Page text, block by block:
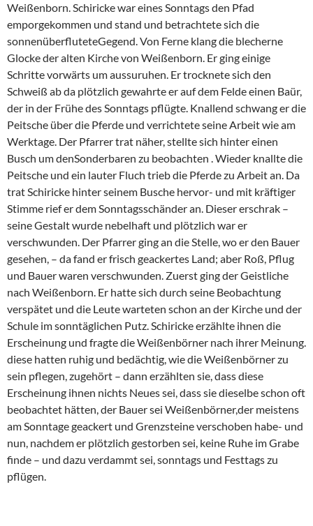
Weißenborn. Schiricke war eines Sonntags den Pfad
emporgekommen und stand und betrachtete sich die
sonnenüberfluteteGegend. Von Ferne klang die blecherne
Glocke der alten Kirche von Weißenborn. Er ging einige
Schritte vorwärts um aussuruhen. Er trocknete sich den
Schweiß ab da plötzlich gewahrte er auf dem Felde einen Baür,
der in der Frühe des Sonntags pflügte. Knallend schwang er die
Peitsche über die Pferde und verrichtete seine Arbeit wie am
Werktage. Der Pfarrer trat näher, stellte sich hinter einen
Busch um denSonderbaren zu beobachten . Wieder knallte die
Peitsche und ein lauter Fluch trieb die Pferde zu Arbeit an. Da
trat Schiricke hinter seinem Busche hervor- und mit kräftiger
Stimme rief er dem Sonntagsschänder an. Dieser erschrak –
seine Gestalt wurde nebelhaft und plötzlich war er
verschwunden. Der Pfarrer ging an die Stelle, wo er den Bauer
gesehen, – da fand er frisch geackertes Land; aber Roß, Pflug
und Bauer waren verschwunden. Zuerst ging der Geistliche
nach Weißenborn. Er hatte sich durch seine Beobachtung
verspätet und die Leute warteten schon an der Kirche und der
Schule im sonntäglichen Putz. Schiricke erzählte ihnen die
Erscheinung und fragte die Weißenbörner nach ihrer Meinung.
diese hatten ruhig und bedächtig, wie die Weißenbörner zu
sein pflegen, zugehört – dann erzählten sie, dass diese
Erscheinung ihnen nichts Neues sei, dass sie dieselbe schon oft
beobachtet hätten, der Bauer sei Weißenbörner,der meistens
am Sonntage geackert und Grenzsteine verschoben habe- und
nun, nachdem er plötzlich gestorben sei, keine Ruhe im Grabe
finde – und dazu verdammt sei, sonntags und Festtags zu
pflügen.